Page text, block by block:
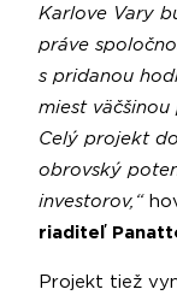
Karlove Vary
práve
s pridanou
miest väčšinou
Celý projekt
obrovský
investorov,“
riaditeľ
Projekt tiež